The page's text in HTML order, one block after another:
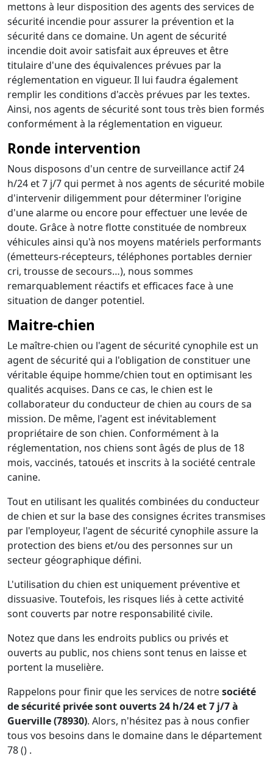
mettons à leur disposition des agents des services de
sécurité incendie pour assurer la prévention et la
sécurité dans ce domaine. Un agent de sécurité
incendie doit avoir satisfait aux épreuves et être
titulaire d'une des équivalences prévues par la
réglementation en vigueur. Il lui faudra également
remplir les conditions d'accès prévues par les textes.
Ainsi, nos agents de sécurité sont tous très bien formés
conformément à la réglementation en vigueur.
Ronde intervention
Nous disposons d'un centre de surveillance actif 24
h/24 et 7 j/7 qui permet à nos agents de sécurité mobile
d'intervenir diligemment pour déterminer l'origine
d'une alarme ou encore pour effectuer une levée de
doute. Grâce à notre flotte constituée de nombreux
véhicules ainsi qu'à nos moyens matériels performants
(émetteurs-récepteurs, téléphones portables dernier
cri, trousse de secours…), nous sommes
remarquablement réactifs et efficaces face à une
situation de danger potentiel.
Maitre-chien
Le maître-chien ou l'agent de sécurité cynophile est un
agent de sécurité qui a l'obligation de constituer une
véritable équipe homme/chien tout en optimisant les
qualités acquises. Dans ce cas, le chien est le
collaborateur du conducteur de chien au cours de sa
mission. De même, l'agent est inévitablement
propriétaire de son chien. Conformément à la
réglementation, nos chiens sont âgés de plus de 18
mois, vaccinés, tatoués et inscrits à la société centrale
canine.
Tout en utilisant les qualités combinées du conducteur
de chien et sur la base des consignes écrites transmises
par l'employeur, l'agent de sécurité cynophile assure la
protection des biens et/ou des personnes sur un
secteur géographique défini.
L'utilisation du chien est uniquement préventive et
dissuasive. Toutefois, les risques liés à cette activité
sont couverts par notre responsabilité civile.
Notez que dans les endroits publics ou privés et
ouverts au public, nos chiens sont tenus en laisse et
portent la muselière.
Rappelons pour finir que les services de notresociété
de sécurité privée sont ouverts 24 h/24 et 7 j/7 à
Guerville (78930). Alors, n'hésitez pas à nous confier
tous vos besoins dans le domaine dans le département
78 () .